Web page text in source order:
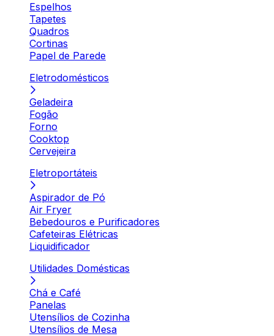
Espelhos
Tapetes
Quadros
Cortinas
Papel de Parede
Eletrodomésticos
Geladeira
Fogão
Forno
Cooktop
Cervejeira
Eletroportáteis
Aspirador de Pó
Air Fryer
Bebedouros e Purificadores
Cafeteiras Elétricas
Liquidificador
Utilidades Domésticas
Chá e Café
Panelas
Utensílios de Cozinha
Utensílios de Mesa